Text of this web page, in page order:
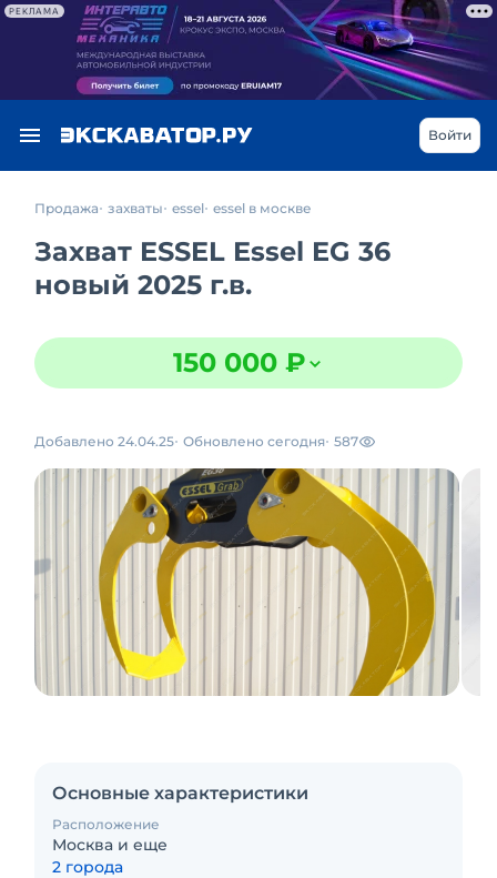
РЕКЛАМА
Войти
Продажа захваты essel essel в москве
Захват ESSEL Essel EG 36
новый 2025 г.в.
150 000 ₽
Добавлено 24.04.25 Обновлено сегодня 587
Основные характеристики
Расположение
Москва и еще
2 города